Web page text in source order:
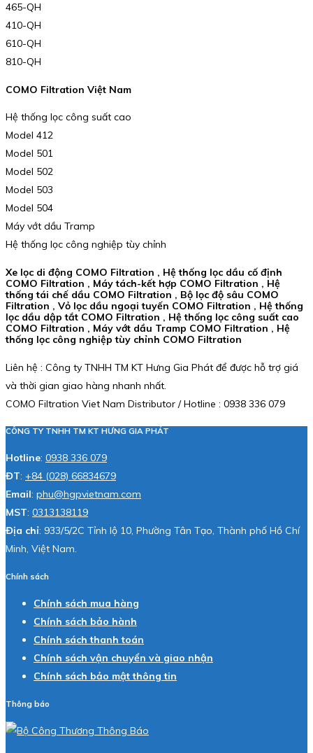
465-QH
410-QH
610-QH
810-QH
COMO Filtration Việt Nam
Hệ thống lọc công suất cao
Model 412
Model 501
Model 502
Model 503
Model 504
Máy vớt dầu Tramp
Hệ thống lọc công nghiệp tùy chỉnh
Xe lọc di động COMO Filtration , Hệ thống lọc dầu cố định
COMO Filtration , Máy tách-kết hợp COMO Filtration , Hệ
thống tái chế dầu COMO Filtration , Bộ lọc độ sâu COMO
Filtration , Vỏ lọc dầu ngoại tuyến COMO Filtration , Hệ thống
lọc dầu dập tắt COMO Filtration , Hệ thống lọc công suất cao
COMO Filtration , Máy vớt dầu Tramp COMO Filtration , Hệ
thống lọc công nghiệp tùy chỉnh COMO Filtration
Liên hệ : Công ty TNHH TM KT Hưng Gia Phát để được hỗ trợ giá
và thời gian giao hàng nhanh nhất.
COMO Filtration Viet Nam Distributor / Hotline : 0938 336 079
CÔNG TY TNHH TM KT HƯNG GIA PHÁT
Hotline: 0938 336 079
ĐT: +84 (028) 66834679
Email: phu@hgpvietnam.com
MST: 0313138119
Địa chỉ: 933/5/2C Tỉnh lộ 10, Phường Tân Tạo, Thành phố Hồ Chí
Minh, Việt Nam.
Chính sách
Chính sách mua hàng
Chính sách bảo hành
Chính sách thanh toán
Chính sách vận chuyển và giao nhận
Chính sách bảo mật thông tin
Thông báo